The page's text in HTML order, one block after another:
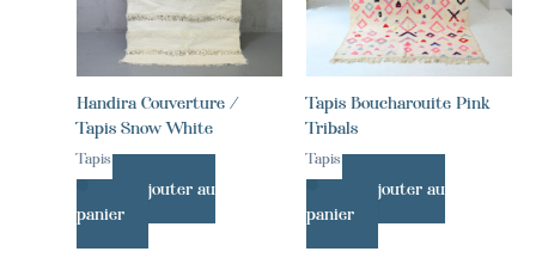
Handira Couverture /
Tapis Snow White
Tapis
Ajouter au
panier
Tapis Boucharouite Pink
Tribals
Tapis
Ajouter au
panier